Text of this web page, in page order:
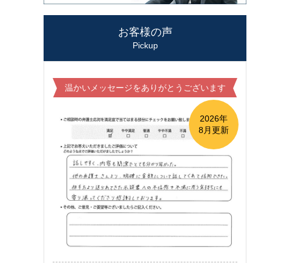
お客様の声
Pickup
温かいメッセージをありがとうございます
2026年
8月更新